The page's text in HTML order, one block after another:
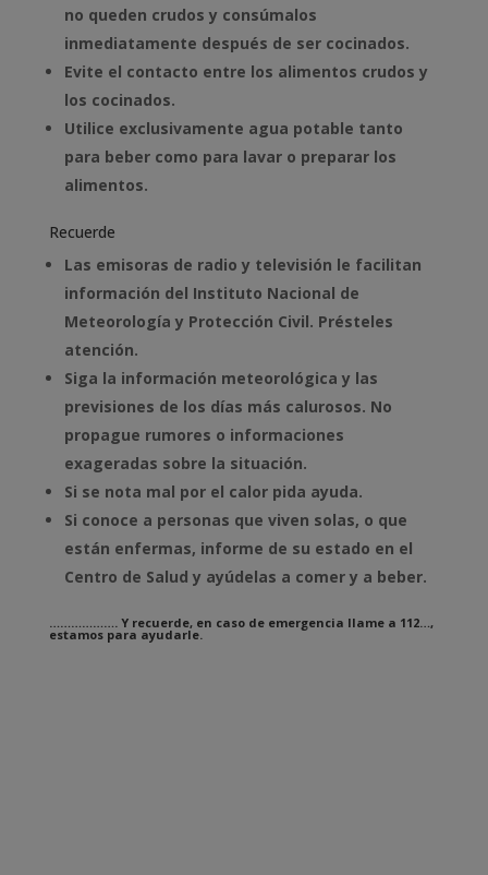
no queden crudos y consúmalos
inmediatamente después de ser cocinados.
Evite el contacto entre los alimentos crudos y
los cocinados.
Utilice exclusivamente agua potable tanto
para beber como para lavar o preparar los
alimentos.
Recuerde
Las emisoras de radio y televisión le facilitan
información del Instituto Nacional de
Meteorología y Protección Civil. Présteles
atención.
Siga la información meteorológica y las
previsiones de los días más calurosos. No
propague rumores o informaciones
exageradas sobre la situación.
Si se nota mal por el calor pida ayuda.
Si conoce a personas que viven solas, o que
están enfermas, informe de su estado en el
Centro de Salud y ayúdelas a comer y a beber.
………………. Y recuerde, en caso de emergencia llame a 112…,
estamos para ayudarle.